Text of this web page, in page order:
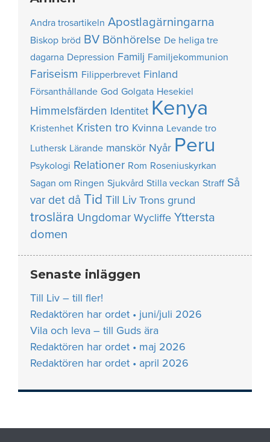
Andra trosartikeln Apostlagärningarna
Biskop bröd BV Bönhörelse De heliga tre
dagarna Depression Familj Familjekommunion
Fariseism Filipperbrevet Finland
Försanthållande God Golgata Hesekiel
Himmelsfärden Identitet Kenya
Kristenhet Kristen tro Kvinna Levande tro
Luthersk Lärande manskör Nyår Peru
Psykologi Relationer Rom Roseniuskyrkan
Sagan om Ringen Sjukvård Stilla veckan Straff Så
var det då Tid Till Liv Trons grund
troslära Ungdomar Wycliffe Yttersta
domen
Senaste inläggen
Till Liv – till fler!
Redaktören har ordet • juni/juli 2026
Vila och leva – till Guds ära
Redaktören har ordet • maj 2026
Redaktören har ordet • april 2026